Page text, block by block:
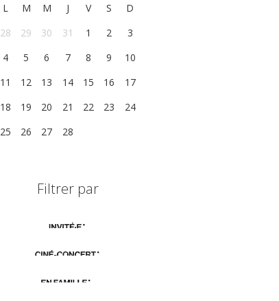
L M M J V S
D
28
29 30 31 1 2
3
4
5 6 7 8 9
10
11
12 13 14 15 16
17
18
19 20 21 22 23
24
25
26 27 28
Filtrer par